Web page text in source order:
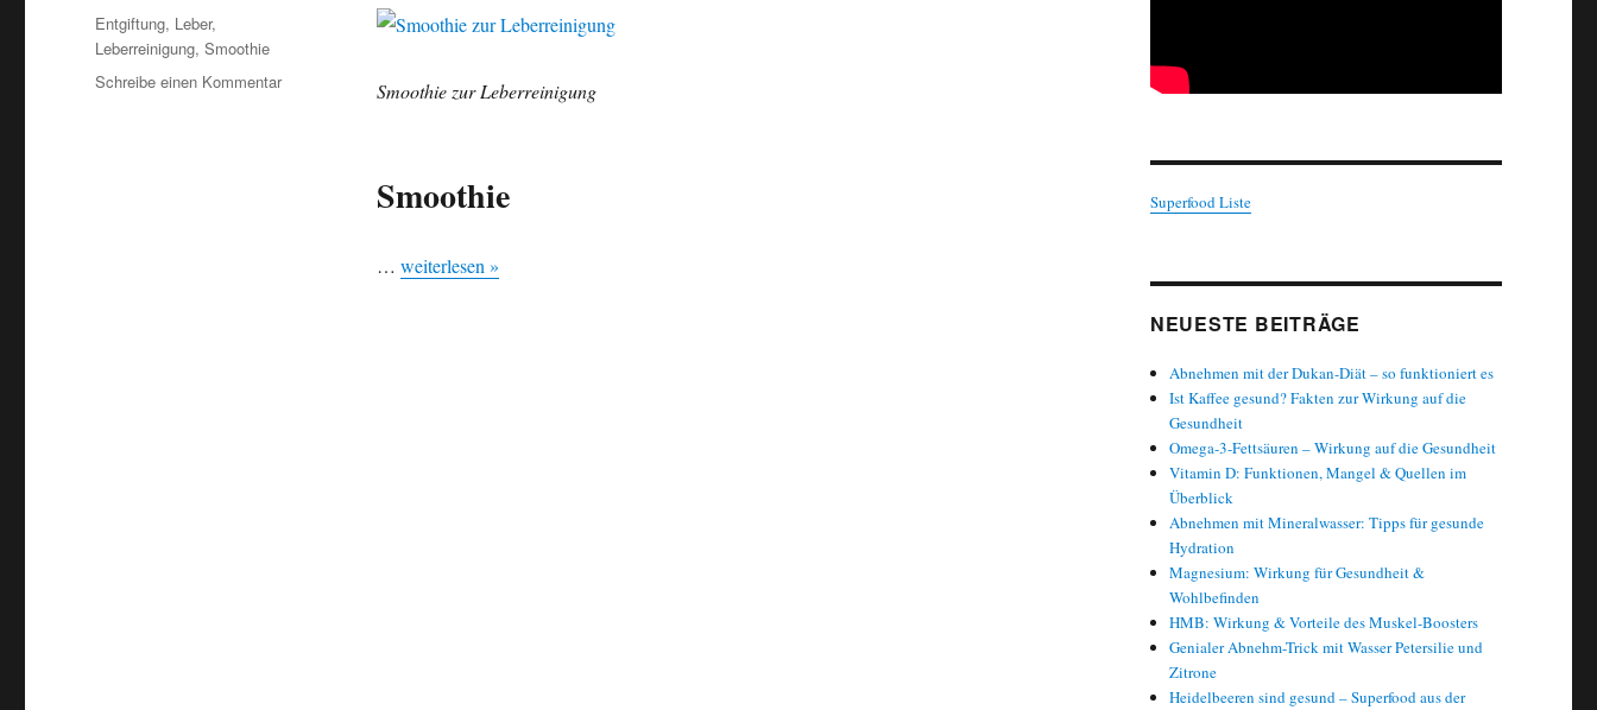
Smoothie zur Leberreinigung
Smoothie
… weiterlesen »
Schlagwörter
Entgiftung, Leber,
Leberreinigung,Smoothie
Schreibe einen Kommentarzu
Superfood Liste
NEUESTE BEITRÄGE
Abnehmen mit der Dukan-Diät – so funktioniert es
Ist Kaffee gesund? Fakten zur Wirkung auf die
Gesundheit
Omega-3-Fettsäuren – Wirkung auf die Gesundheit
Vitamin D: Funktionen, Mangel & Quellen im
Überblick
Abnehmen mit Mineralwasser: Tipps für gesunde
Hydration
Magnesium: Wirkung für Gesundheit &
Wohlbefinden
HMB: Wirkung & Vorteile des Muskel-Boosters
Genialer Abnehm-Trick mit Wasser Petersilie und
Zitrone
Heidelbeeren sind gesund – Superfood aus der